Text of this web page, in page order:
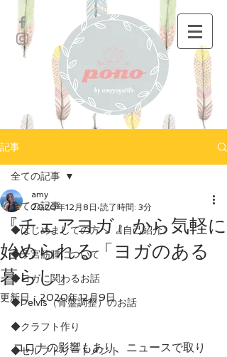
記事
全ての記事
◆はじめましての方へ 《自己紹介》
◆子宮筋腫について
◆ヨガに関わるお話
◆Pelvis（骨盤調整）のお話
◆クラフト作り
◆セルフトリートメント
全ての記事
『チェアヨガ』から気軽に
始められる「ヨガのある
暮らし」
amy
2020年12月8日 読了時間: 3分
更新日： 2020年12月9日
コロナの影響もあり、ニュースで取り